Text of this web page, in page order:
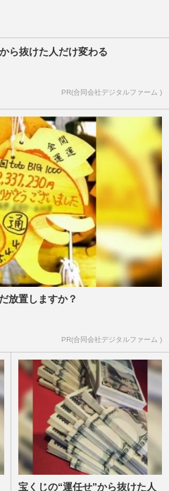
ら抜けた人だけ変わる
PR(合同会社デジタルファーム )
放置しますか？
PR(合同会社デジタルファーム )
宝くじの“運任せ”から抜けた人